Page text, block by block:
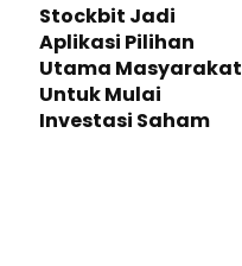
Stockbit Jadi
Aplikasi Pilihan
Utama Masyarakat
Untuk Mulai
Investasi Saham